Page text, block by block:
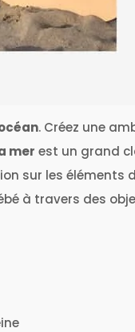
. Créez une
mer est un grand
sur les éléments
à travers des